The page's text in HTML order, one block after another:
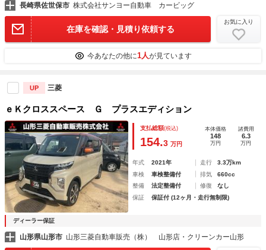
長崎県佐世保市 株式会社サンヨー自動車 カービッグ
在庫を確認・見積り依頼する
お気に入り
今あなたの他に1人が見ています
UP 三菱
ｅＫクロススペース Ｇ プラスエディション
支払総額(税込)
154.3 万円
本体価格
148
万円
諸費用
6.3
万円
年式 2021年 走行
3.3万km
車検
車検整備付 排気
660cc
整備
法定整備付 修復
なし
保証
保証付 (12ヶ月・走行無制限)
ディーラー保証
山形県山形市 山形三菱自動車販売（株） 山形店・クリーンカー山形